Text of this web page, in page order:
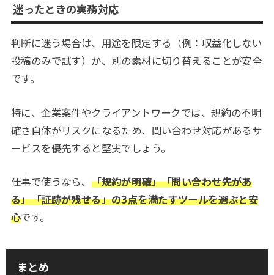
迷ったときの実務対応
判断に迷う場合は、用途を限定する（例：収益化しない
投稿のみで試す）か、別の素材に切り替えることが安全
です。
特に、企業案件やクライアントワークでは、規約の不明
確さ自体がリスクになるため、問い合わせ対応があるサ
ービスを優先すると堅実でしょう。
仕事で使うなら、 「規約が明確」「問い合わせ先があ
る」「証跡が残せる」の3点を満たすツールを選ぶと安
心です。
まとめ